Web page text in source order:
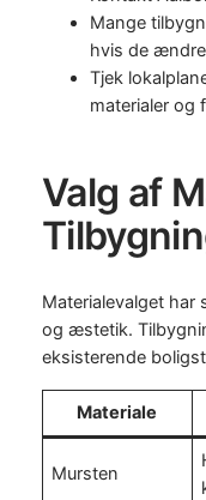
Mange
hvis de
Tjek
materialer og
Valg af
Materialevalget
og æstetik.
eksisterende
Materiale
Mursten